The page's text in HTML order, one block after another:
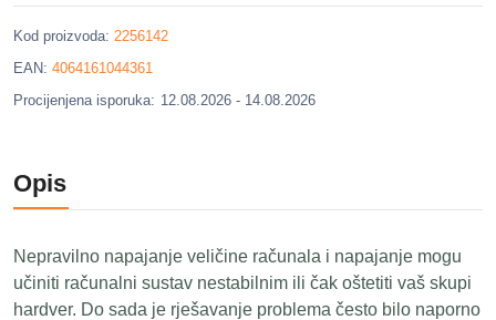
Kod proizvoda: 2256142
EAN: 4064161044361
Procijenjena isporuka: 12.08.2026 - 14.08.2026
Opis
Nepravilno napajanje veličine računala i napajanje mogu
učiniti računalni sustav nestabilnim ili čak oštetiti vaš skupi
hardver. Do sada je rješavanje problema često bilo naporno